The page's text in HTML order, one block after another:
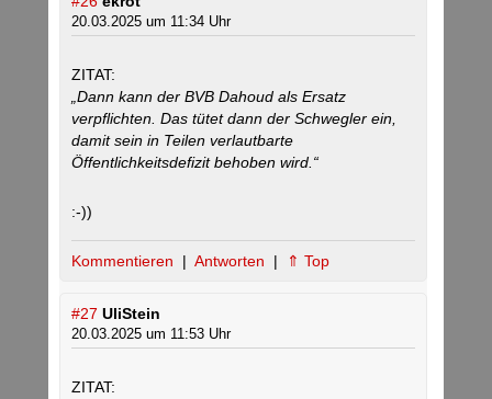
20.03.2025 um 11:34 Uhr
ZITAT:
„Dann kann der BVB Dahoud als Ersatz
verpflichten. Das tütet dann der Schwegler ein,
damit sein in Teilen verlautbarte
Öffentlichkeitsdefizit behoben wird.“
:-))
Kommentieren | Antworten | ⇑ Top
#27 UliStein
20.03.2025 um 11:53 Uhr
ZITAT: